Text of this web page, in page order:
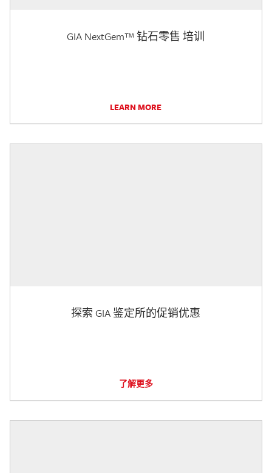
GIA NextGem™ 钻石零售 培训
LEARN MORE
探索 GIA 鉴定所的促销优惠
了解更多